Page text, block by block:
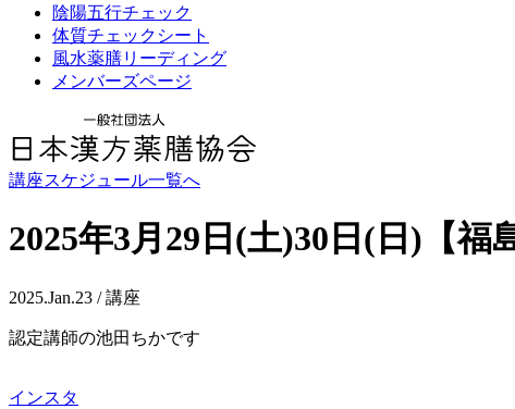
陰陽五行チェック
体質チェックシート
風水薬膳リーディング
メンバーズページ
講座スケジュール一覧へ
2025年3月29日(土)30日(日)【
2025.Jan.23 / 講座
認定講師の池田ちかです
インスタ